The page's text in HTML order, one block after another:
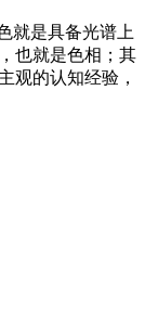
就是具备光谱上
也就是色相；其
观的认知经验，